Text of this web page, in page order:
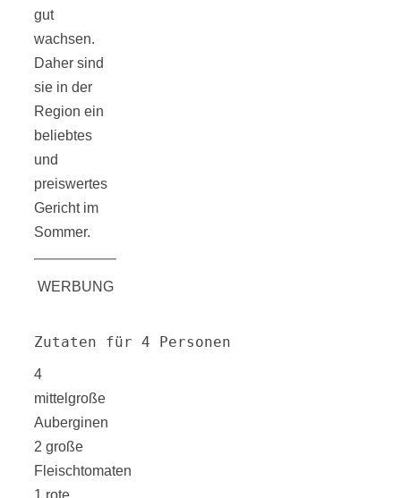
gut
wachsen.
Daher sind
sie in der
Region ein
beliebtes
und
preiswertes
Gericht im
Sommer.
WERBUNG
Zutaten für 4 Personen
4
mittelgroße
Auberginen
2 große
Fleischtomaten
Kirsch-